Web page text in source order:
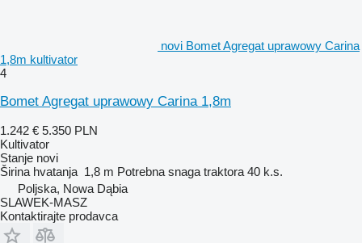
novi Bomet Agregat uprawowy Carina
1,8m kultivator
4
Bomet Agregat uprawowy Carina 1,8m
1.242 € 5.350 PLN
Kultivator
Stanje novi
Širina hvatanja 1,8 m Potrebna snaga traktora 40 k.s.
Poljska, Nowa Dąbia
SLAWEK-MASZ
Kontaktirajte prodavca